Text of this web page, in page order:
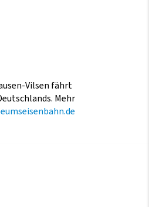
Vilsen fährt
Mehr